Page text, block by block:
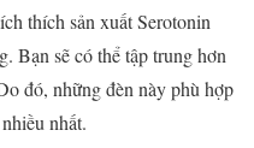
thích sản xuất Serotonin
Bạn sẽ có thể tập trung hơn
đó, những đèn này phù hợp
nhất.